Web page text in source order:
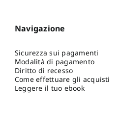
Navigazione
Sicurezza sui pagamenti
Modalità di pagamento
Diritto di recesso
Come effettuare gli acquisti
Leggere il tuo ebook